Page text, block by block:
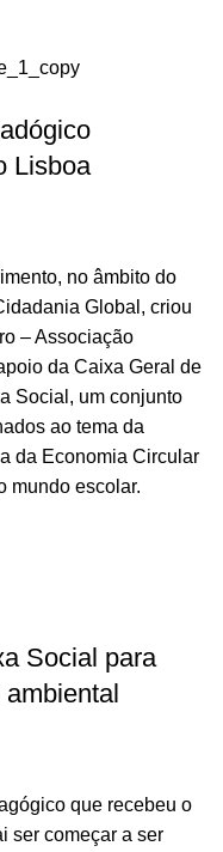
Lisboa
no âmbito do
Global, criou
– Associação
da Caixa Geral de
Social, um conjunto
ao tema da
da Economia Circular
mundo escolar.
Social para
que recebeu o
ser começar a ser